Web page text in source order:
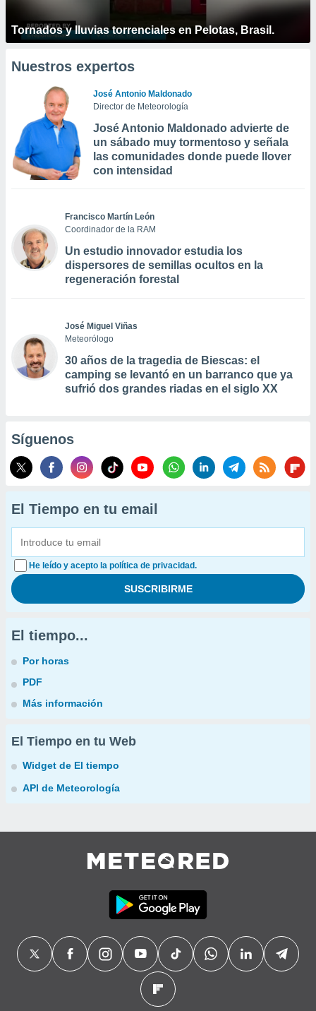
Tornados y lluvias torrenciales en Pelotas, Brasil.
Nuestros expertos
José Antonio Maldonado
Director de Meteorología
José Antonio Maldonado advierte de
un sábado muy tormentoso y señala
las comunidades donde puede llover
con intensidad
Francisco Martín León
Coordinador de la RAM
Un estudio innovador estudia los
dispersores de semillas ocultos en la
regeneración forestal
José Miguel Viñas
Meteorólogo
30 años de la tragedia de Biescas: el
camping se levantó en un barranco que ya
sufrió dos grandes riadas en el siglo XX
Síguenos
El Tiempo en tu email
He leído y acepto la política de privacidad.
El tiempo...
Por horas
PDF
Más información
El Tiempo en tu Web
Widget de El tiempo
API de Meteorología